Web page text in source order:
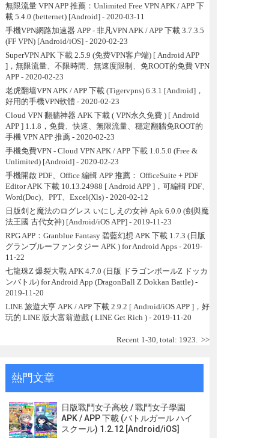
無限流量 VPN APP 推薦：Unlimited Free VPN APK / APP 下
載 5.4.0 (betternet) [Android]- 2020-03-11
手機VPN網路加速器 APP - 非凡VPN APK / APP 下載 3.7.3.5
(FF VPN) [Android/iOS]- 2020-02-23
SuperVPN APK 下載 2.5.9 (免费VPN客户端) [ Android APP
]，無限流量、不限時間、無速度限制、免ROOT的免費 VPN
APP- 2020-02-23
老虎翻墙VPN APK / APP 下載 (Tigervpns) 6.3.1 [Android]，
好用的手機VPN軟體 - 2020-02-23
Cloud VPN 翻牆神器 APK 下載 ( VPN永久免費 ) [ Android
APP ] 1.1.8，免費、快速、無限流量、穩定翻牆免ROOT的
手機 VPN APP 推薦- 2020-02-23
手機免費VPN - Cloud VPN APK / APP 下載 1.0.5.0 (Free &
Unlimited) [Android]- 2020-02-23
手機開啟 PDF、Office 編輯 APP 推薦： OfficeSuite + PDF
Editor APK 下載 10.13.24988 [ Android APP ]，可編輯 PDF、
Word(Doc)、PPT、Excel(Xls)- 2020-02-12
日版剣と魔法のログレス いにしえの女神 Apk 6.0.0 (劍與魔
法王國 古代女神) [Android/iOS APP]- 2019-11-23
RPG APP：Granblue Fantasy 碧藍幻想 APK 下載 1.7.3 (日版
グランブルーファンタジー APK ) for Android Apps - 2019-
11-22
七龍珠Z 爆裂大戰 APK 4.7.0 (日版 ドラゴンボールZ ドッカ
ンバトル) for Android App (DragonBall Z Dokkan Battle)-
2019-11-20
LINE 旅遊大亨 APK / APP 下載 2.9.2 [ Android/iOS APP ]，好
玩的 LINE 版大富翁遊戲 ( LINE Get Rich )- 2019-11-20
Recent 1-30, total: 1923. >>
熱門文章
日版戰鬥女子高校 / 戰鬥女子學園
APK / APP 下載 (バトルガール ハイ
スクール) 1.2.12 [Android/iOS]